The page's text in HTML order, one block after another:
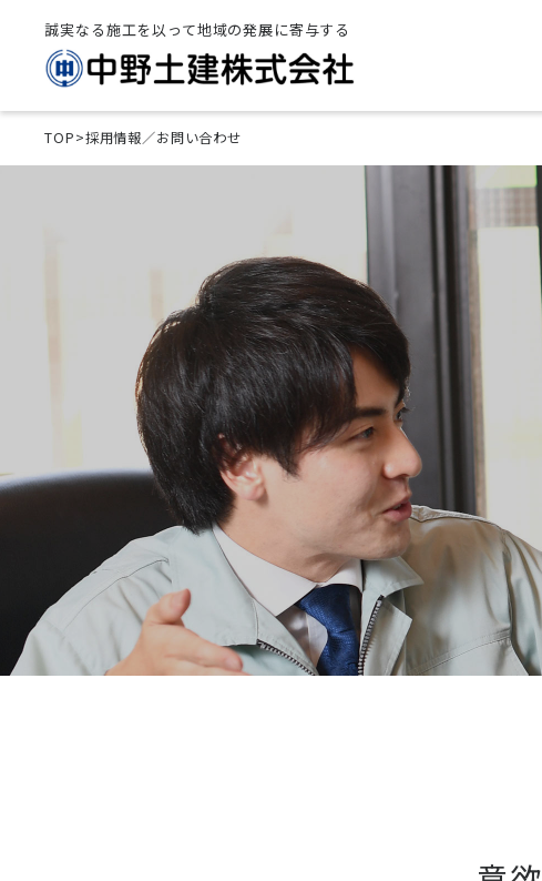
誠実なる施工を以って地域の発展に寄与する
TOP>採用情報／お問い合わせ